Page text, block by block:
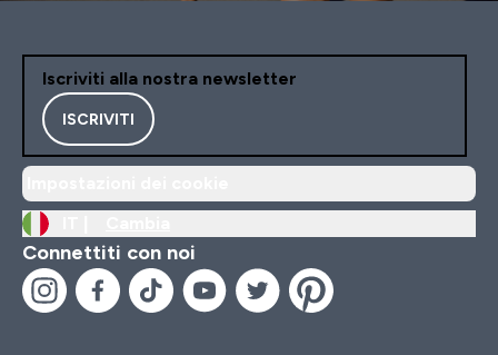
Iscriviti alla nostra newsletter
ISCRIVITI
Connettiti con noi